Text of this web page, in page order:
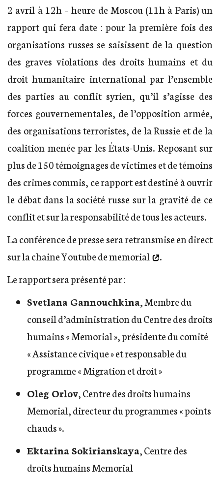
2 avril à 12h – heure de Moscou (11h à Paris) un
rapport qui fera date : pour la première fois des
organisations russes se saisissent de la question
des graves violations des droits humains et du
droit humanitaire international par l’ensemble
des parties au conflit syrien, qu’il s’agisse des
forces gouvernementales, de l’opposition armée,
des organisations terroristes, de la Russie et de la
coalition menée par les États-Unis. Reposant sur
plus de 150 témoignages de victimes et de témoins
des crimes commis, ce rapport est destiné à ouvrir
le débat dans la société russe sur la gravité de ce
conflit et sur la responsabilité de tous les acteurs.
La conférence de presse sera retransmise en direct
sur la chaineYoutube de memorial
.
Le rapport sera présenté par :
Svetlana Gannouchkina, Membre du
conseil d’administration du Centre des droits
humains « Memorial », présidente du comité
« Assistance civique » et responsable du
programme « Migration et droit »
Oleg Orlov, Centre des droits humains
Memorial, directeur du programmes « points
chauds ».
Ektarina Sokirianskaya, Centre des
droits humains Memorial